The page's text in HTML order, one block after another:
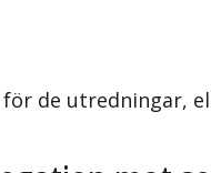
de utredningar,